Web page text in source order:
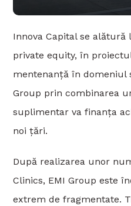
Innova Capital se
private equity, în
mentenanță în domeniul
Group prin combinarea
suplimentar va finanța
noi țări.
După realizarea unor
Clinics, EMI Group este
extrem de fragmentate.